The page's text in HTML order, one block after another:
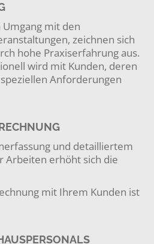
mit den
zeichnen sich
hohe Praxiserfahrung aus.
wird mit Kunden, deren
Anforderungen
und detailliertem
Arbeiten erhöht sich die
mit Ihrem Kunden ist